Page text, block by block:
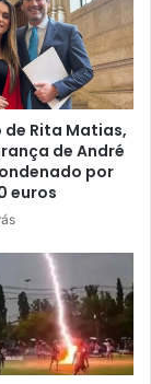
Rita Matias,
de André
por
euros